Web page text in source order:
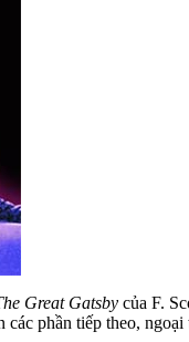
Great Gatsby của F.
phần tiếp theo,